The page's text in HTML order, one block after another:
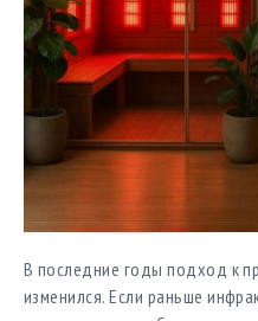
В последние годы подход к
изменился. Если раньше